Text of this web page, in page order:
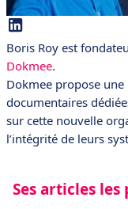
Boris Roy est
Dokmee.
Dokmee propose
documentaires
sur cette nouvelle
l’intégrité de leurs
Ses articles les